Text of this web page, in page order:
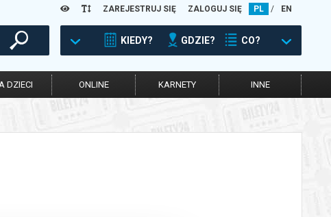
ZAREJESTRUJ SIĘ ZALOGUJ SIĘ PL / EN
KIEDY? GDZIE? CO?
DZIECI ONLINE KARNETY INNE